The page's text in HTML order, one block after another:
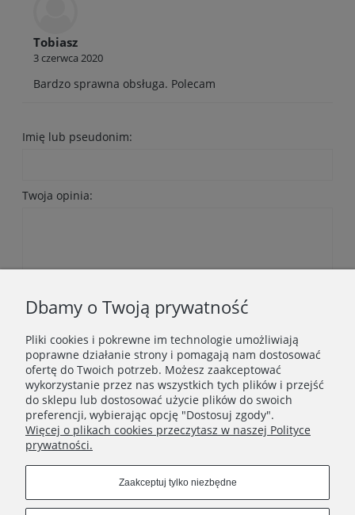
Tobiasz
3 czerwca 2020
Bardzo sprawna obsługa. Polecam
Imię lub pseudonim:
Twoja opinia:
Newsletter
Podaj swój adres e-mail, jeżeli chcesz otrzymywać
informacje o nowościach i promocjach.
Dbamy o Twoją prywatność
Pliki cookies i pokrewne im technologie umożliwiają
poprawne działanie strony i pomagają nam dostosować
ofertę do Twoich potrzeb. Możesz zaakceptować
wykorzystanie przez nas wszystkich tych plików i przejść
do sklepu lub dostosować użycie plików do swoich
preferencji, wybierając opcję "Dostosuj zgody".
Więcej o plikach cookies przeczytasz w naszej Polityce
prywatności.
Zaakceptuj tylko niezbędne